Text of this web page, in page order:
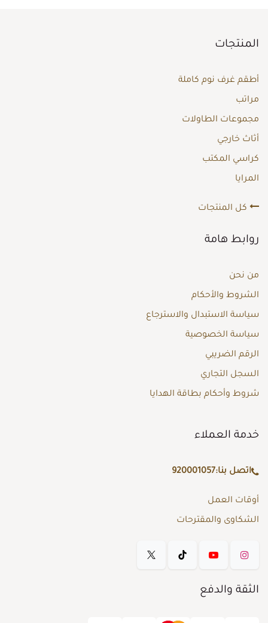
المنتجات
أطقم غرف نوم كاملة
مراتب
مجموعات الطاولات
أثاث خارجي
كراسي المكتب
المرايا
كل المنتجات
روابط هامة
من نحن
الشروط والأحكام
سياسة الاستبدال والاسترجاع
سياسة الخصوصية
الرقم الضريبي
السجل التجاري
شروط وأحكام بطاقة الهدايا
خدمة العملاء
اتصل بنا:920001057
أوقات العمل
الشكاوى والمقترحات
الثقة والدفع